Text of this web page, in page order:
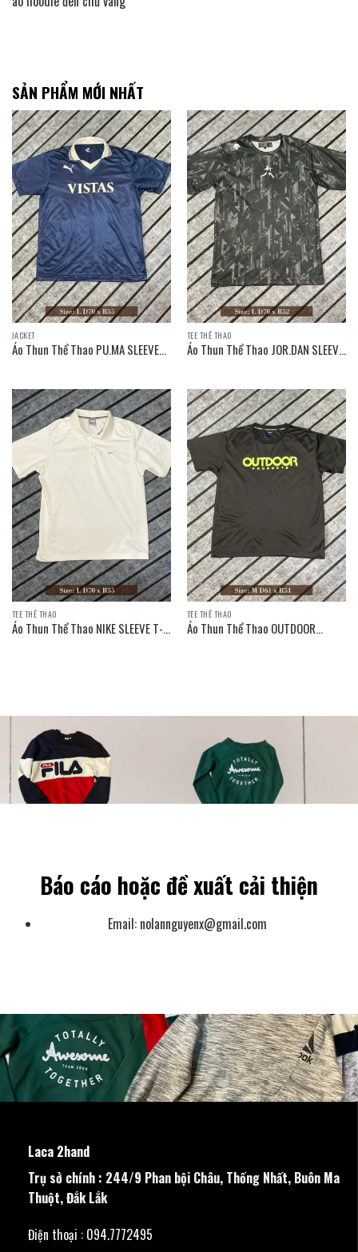
SẢN PHẨM MỚI NHẤT
JACKET
Áo Thun Thể Thao PU.MA SLEEVE
TEE THỂ THAO
Áo Thun Thể Thao JOR.DAN SLEEVE
TEE THỂ THAO
Áo Thun Thể Thao NIKE SLEEVE T-
TEE THỂ THAO
Áo Thun Thể Thao OUTDOOR
Báo cáo hoặc đề xuất cải thiện
Email: nolannguyenx@gmail.com
Laca 2hand
Trụ sở chính : 244/9 Phan bội Châu, Thống Nhất, Buôn Ma
Thuột, Đắk Lắk
Điện thoại : 094.7772495